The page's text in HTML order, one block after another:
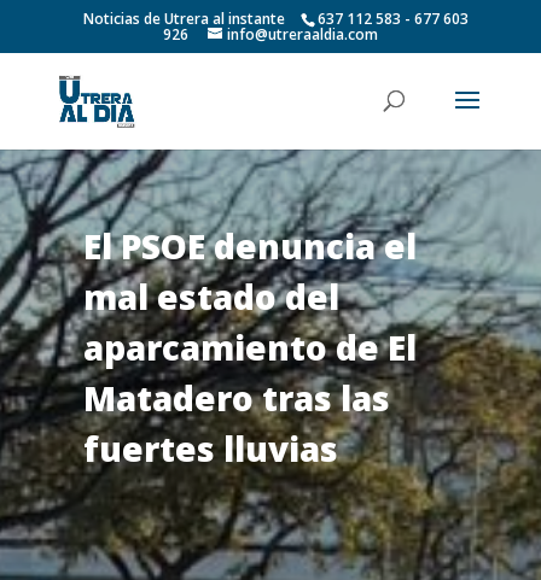
Noticias de Utrera al instante 637 112 583 - 677 603
926 info@utreraaldia.com
El PSOE denuncia el
mal estado del
aparcamiento de El
Matadero tras las
fuertes lluvias